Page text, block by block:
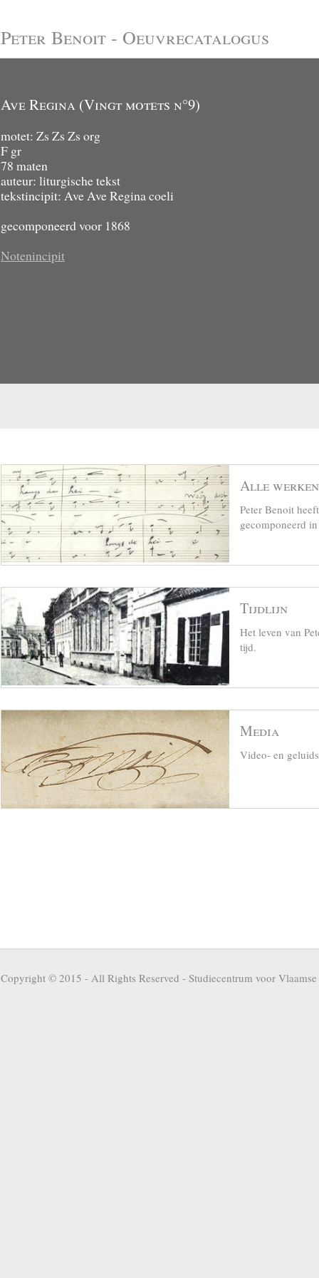
Peter Benoit - Oeuvrecatalogus
Ave Regina (Vingt motets n°9)
motet: Zs Zs Zs org
F gr
78 maten
auteur: liturgische tekst
tekstincipit: Ave Ave Regina coeli
gecomponeerd voor 1868
Notenincipit
Alle werken
Peter Benoit
gecomponeerd
Tijdlijn
Het leven van
tijd.
Media
Video- en
Copyright © 2015 - All Rights Reserved - Studiecentrum voor